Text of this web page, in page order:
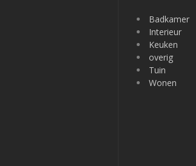
Badkamer
Interieur
Keuken
overig
Tuin
Wonen